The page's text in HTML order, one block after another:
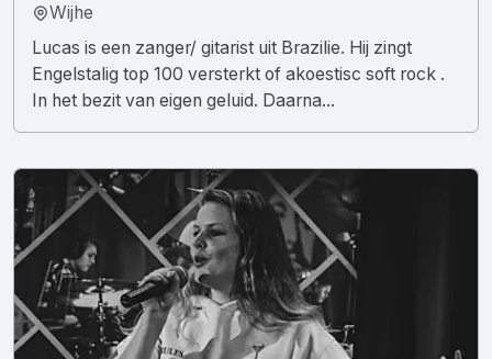
Wijhe
Lucas is een zanger/ gitarist uit Brazilie. Hij zingt
Engelstalig top 100 versterkt of akoestisc soft rock .
In het bezit van eigen geluid. Daarna...